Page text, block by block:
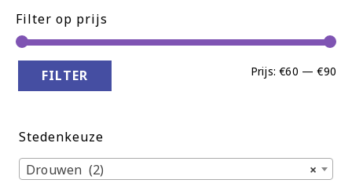
Filter op prijs
FILTER Prijs:€60 —€90
Stedenkeuze
×
Drouwen (2)